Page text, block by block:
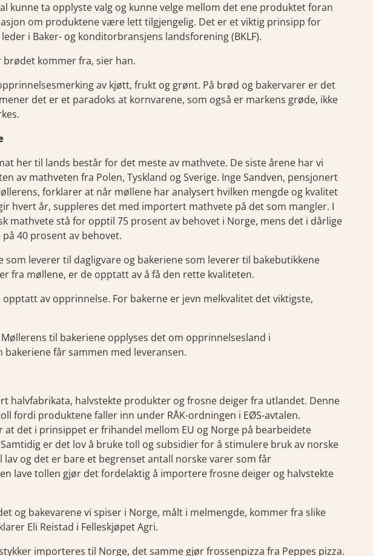
kunne ta opplyste valg og kunne velge mellom det ene produktet foran
om produktene være lett tilgjengelig. Det er et viktig prinsipp for
i Baker- og konditorbransjens landsforening (BKLF).
kommer fra, sier han.
av kjøtt, frukt og grønt. På brød og bakervarer er det
det er et paradoks at kornvarene, som også er markens grøde, ikke
her til lands består for det meste av mathvete. De siste årene har vi
av mathveten fra Polen, Tyskland og Sverige. Inge Sandven, pensjonert
forklarer at når møllene har analysert hvilken mengde og kvalitet
hvert år, suppleres det med importert mathvete på det som mangler. I
mathvete stå for opptil 75 prosent av behovet i Norge, mens det i dårlige
40 prosent av behovet.
som leverer til dagligvare og bakeriene som leverer til bakebutikkene
fra møllene, er de opptatt av å få den rette kvaliteten.
opptatt av opprinnelse. For bakerne er jevn melkvalitet det viktigste,
til bakeriene opplyses det om opprinnelsesland i
får sammen med leveransen.
halvfabrikata, halvstekte produkter og frosne deiger fra utlandet. Denne
fordi produktene faller inn under RÅK-ordningen i EØS-avtalen.
det i prinsippet er frihandel mellom EU og Norge på bearbeidete
er det lov å bruke toll og subsidier for å stimulere bruk av norske
lav og det er bare et begrenset antall norske varer som får
lave tollen gjør det fordelaktig å importere frosne deiger og halvstekte
og bakevarene vi spiser i Norge, målt i melmengde, kommer fra slike
Eli Reistad i Felleskjøpet Agri.
importeres til Norge, det samme gjør frossenpizza fra Peppes pizza.